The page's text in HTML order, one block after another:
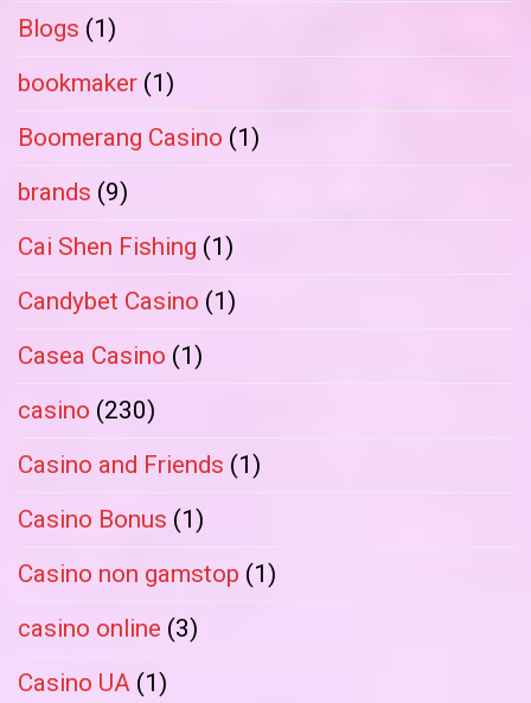
Blogs (1)
bookmaker (1)
Boomerang Casino (1)
brands (9)
Cai Shen Fishing (1)
Candybet Casino (1)
Casea Casino (1)
casino (230)
Casino and Friends (1)
Casino Bonus (1)
Casino non gamstop (1)
casino online (3)
Casino UA (1)